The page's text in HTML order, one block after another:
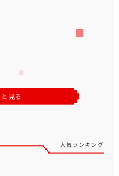
見る
人気ランキング